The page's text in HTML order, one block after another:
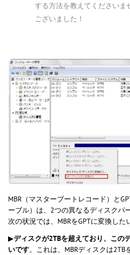
する方法を教えてくださいま
ございました！
MBR（マスターブートレコード）と
ーブル）は、2つの異なるディスクパ
次の状況では、MBRをGPTに変換した
▶ディスクが2TBを超えており、この
いです。これは、MBRディスクは2TB